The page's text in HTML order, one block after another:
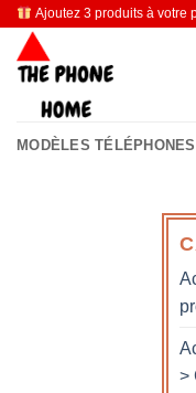
Passer
contenu
Ajoutez 3 produits à votre
MODÈLES TÉLÉPHONES
>